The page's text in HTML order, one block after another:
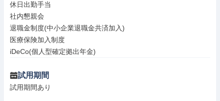
休日出勤手当
社内懇親会
退職金制度(中小企業退職金共済加入)
医療保険加入制度
iDeCo(個人型確定拠出年金)
試用期間
試用期間あり